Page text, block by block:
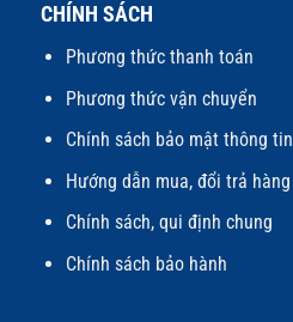
CHÍNH SÁCH
Phương thức thanh toán
Phương thức vận chuyển
Chính sách bảo mật thông tin
Hướng dẫn mua, đổi trả hàng
Chính sách, qui định chung
Chính sách bảo hành